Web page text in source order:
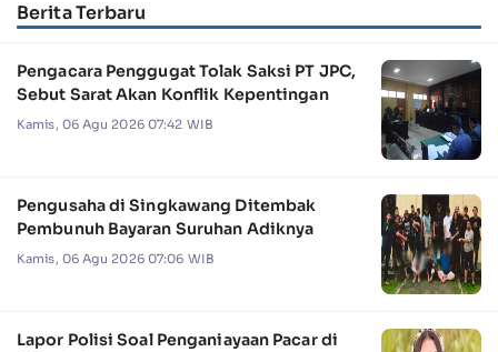
Berita Terbaru
Pengacara Penggugat Tolak Saksi PT JPC,
Sebut Sarat Akan Konflik Kepentingan
Kamis, 06 Agu 2026 07:42 WIB
Pengusaha di Singkawang Ditembak
Pembunuh Bayaran Suruhan Adiknya
Kamis, 06 Agu 2026 07:06 WIB
Lapor Polisi Soal Penganiayaan Pacar di